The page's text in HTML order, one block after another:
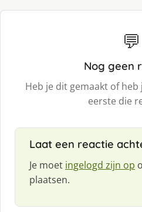
💬
Nog geen
Heb je dit gemaakt of heb
eerste die
Laat een reactie
Je moet ingelogd zijn op
plaatsen.